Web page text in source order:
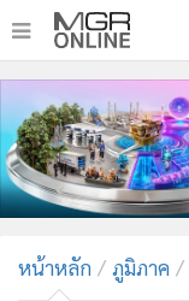
• ทันเหตุการณ์
• ภาคใต้
• ภูมิภาค
• บันเทิง
หน้าหลัก ภูมิภาค